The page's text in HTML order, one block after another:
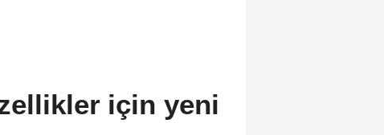
için yeni